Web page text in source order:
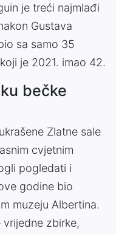
je treći najmlađi
Gustava
sa samo 35
je 2021. imao 42.
bečke
Zlatne sale
cvjetnim
pogledati i
godine bio
muzeju Albertina.
zbirke,